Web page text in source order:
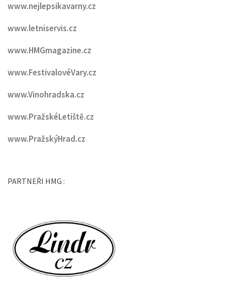
www.nejlepsikavarny.cz
www.letniservis.cz
www.HMGmagazine.cz
www.FestivalovéVary.cz
www.Vinohradska.cz
www.PražskéLetiště.cz
www.PražskýHrad.cz
PARTNEŘI HMG :